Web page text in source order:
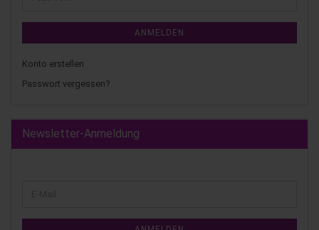
ANMELDEN
Konto erstellen
Passwort vergessen?
Newsletter-Anmeldung